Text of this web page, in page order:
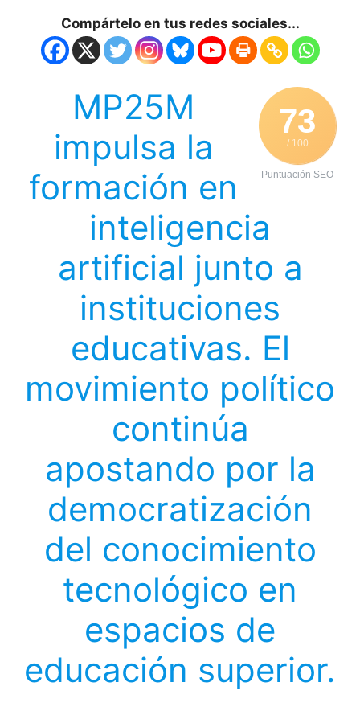
Compártelo en tus redes sociales...
73
/ 100
Puntuación SEO
MP25M
impulsa la
formación en
inteligencia
artificial junto a
instituciones
educativas. El
movimiento político
continúa
apostando por la
democratización
del conocimiento
tecnológico en
espacios de
educación superior.